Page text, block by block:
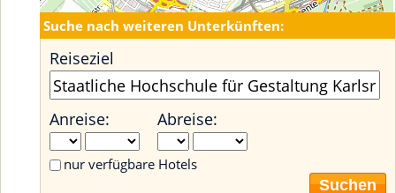
Suche nach weiteren Unterkünften:
Reiseziel
Anreise: Abreise:
nur verfügbare Hotels
Suchen